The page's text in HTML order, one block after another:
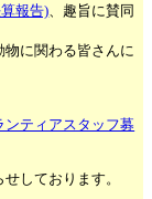
報告)、趣旨に賛同
物に関わる皆さんに
ンティアスタッフ募
しております。